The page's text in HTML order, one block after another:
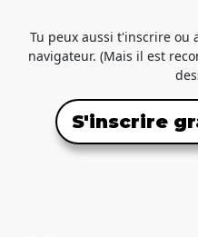
Tu peux aussi t'inscrire ou
navigateur. (Mais il est
S'inscrire